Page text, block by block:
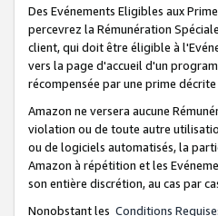
Des Evénements Eligibles aux
percevrez la Rémunération
client, qui doit être éligible à
vers la page d'accueil d'un
récompensée par une prime décrite
Amazon ne versera aucune
violation ou de toute autre
ou de logiciels automatisés, la
Amazon à répétition et les
son entière discrétion, au cas par
Nonobstant les Conditions